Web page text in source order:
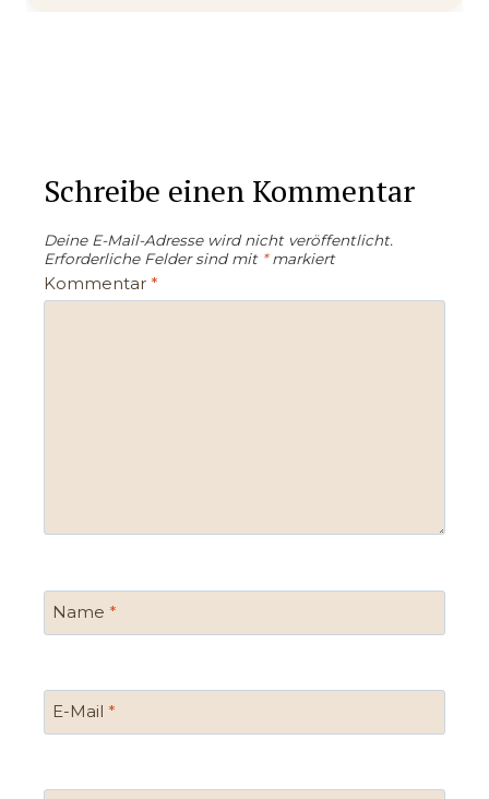
Schreibe einen Kommentar
Deine E-Mail-Adresse wird nicht veröffentlicht.
Erforderliche Felder sind mit *markiert
Kommentar *
Name *
E-Mail *